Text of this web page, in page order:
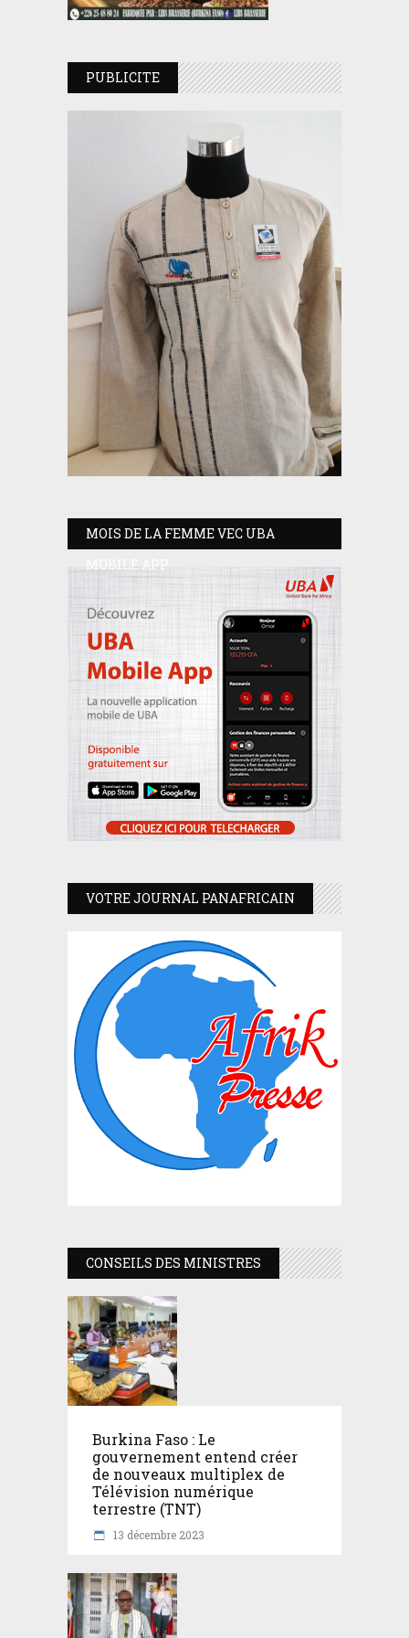
PUBLICITE
MOIS DE LA FEMME VEC UBA
MOBILE APP
VOTRE JOURNAL PANAFRICAIN
CONSEILS DES MINISTRES
Burkina Faso : Le
gouvernement entend créer
de nouveaux multiplex de
Télévision numérique
terrestre (TNT)
13 décembre 2023